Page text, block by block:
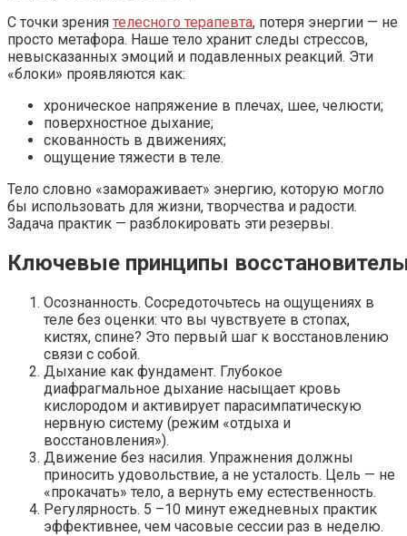
С точки зрения телесного терапевта, потеря энергии — не
просто метафора. Наше тело хранит следы стрессов,
невысказанных эмоций и подавленных реакций. Эти
«блоки» проявляются как:
хроническое напряжение в плечах, шее, челюсти;
поверхностное дыхание;
скованность в движениях;
ощущение тяжести в теле.
Тело словно «замораживает» энергию, которую могло
бы использовать для жизни, творчества и радости.
Задача практик — разблокировать эти резервы.
Ключевые принципы
Осознанность. Сосредоточьтесь на ощущениях в
теле без оценки: что вы чувствуете в стопах,
кистях, спине? Это первый шаг к восстановлению
связи с собой.
Дыхание как фундамент. Глубокое
диафрагмальное дыхание насыщает кровь
кислородом и активирует парасимпатическую
нервную систему (режим «отдыха и
восстановления»).
Движение без насилия. Упражнения должны
приносить удовольствие, а не усталость. Цель — не
«прокачать» тело, а вернуть ему естественность.
Регулярность. 5 –10 минут ежедневных практик
эффективнее, чем часовые сессии раз в неделю.